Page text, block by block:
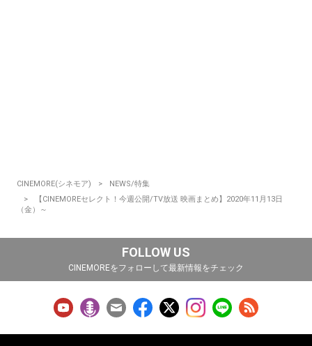
CINEMORE(シネモア)
NEWS/特集
【CINEMOREセレクト！今週公開/TV放送 映画まとめ】2020年11月13日
（金）～
FOLLOW US
CINEMOREをフォローして最新情報をチェック